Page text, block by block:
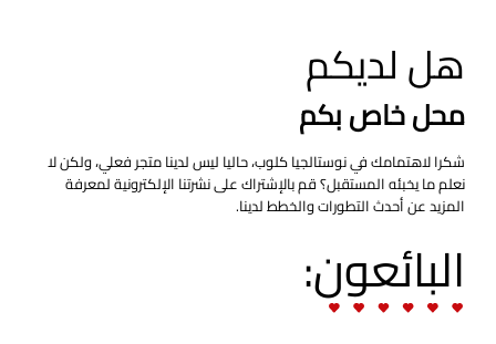
هل لديكم
محل خاص بكم
شكرا لاهتمامك في نوستالجيا كلوب، حاليا ليس لدينا متجر فعلي، ولكن لا
نعلم ما يخبئه المستقبل؟ قم بالإشتراك على نشرتنا الإلكترونية لمعرفة
المزيد عن أحدث التطورات والخطط لدينا.
البائعون: